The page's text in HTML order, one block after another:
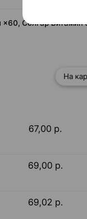
×60, Солгар
На
67,00 р.
69,00 р.
69,02 р.